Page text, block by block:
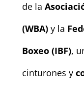
de la
(WBA)y la
Boxeo (IBF),
cinturones y